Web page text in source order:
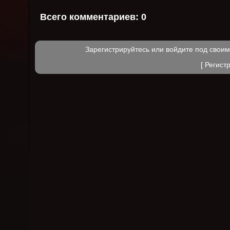
Всего комментариев: 0
Зарегистрируйтесь или войдите под
[